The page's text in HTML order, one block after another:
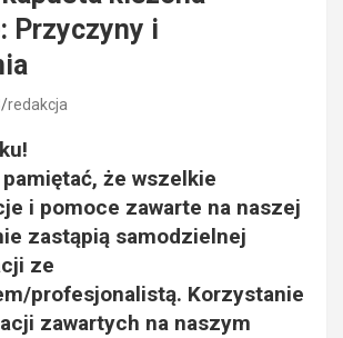
Przyczyny i
redakcja
że wszelkie
i pomoce zawarte na naszej
zastąpią samodzielnej
ze
profesjonalistą. Korzystanie
zawartych na naszym